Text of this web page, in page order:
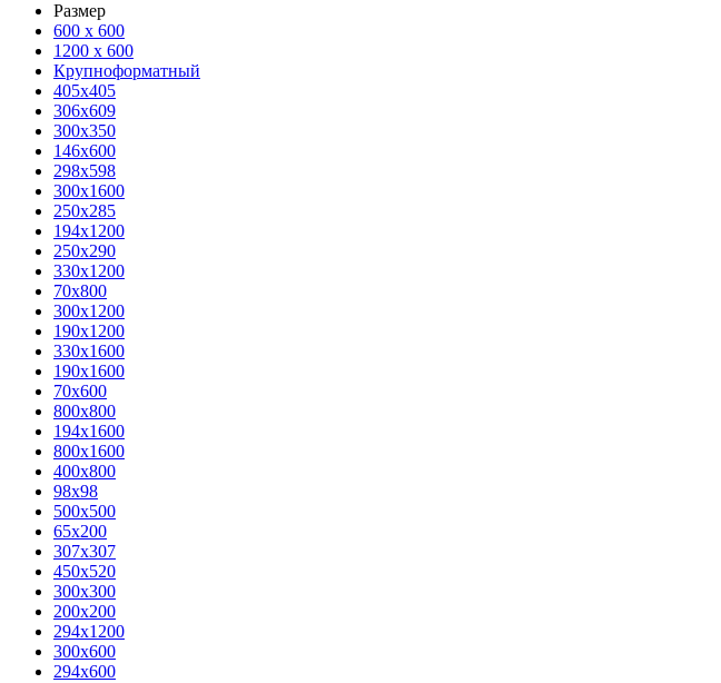
Размер
600 х 600
1200 х 600
Крупноформатный
405x405
306x609
300x350
146x600
298x598
300x1600
250x285
194x1200
250x290
330x1200
70x800
300x1200
190x1200
330x1600
190x1600
70x600
800x800
194x1600
800x1600
400х800
98x98
500x500
65x200
307x307
450x520
300x300
200x200
294x1200
300x600
294x600